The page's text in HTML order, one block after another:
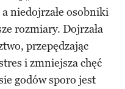
niedojrzałe osobniki
rozmiary. Dojrzała
przepędzając
i zmniejsza chęć
godów sporo jest